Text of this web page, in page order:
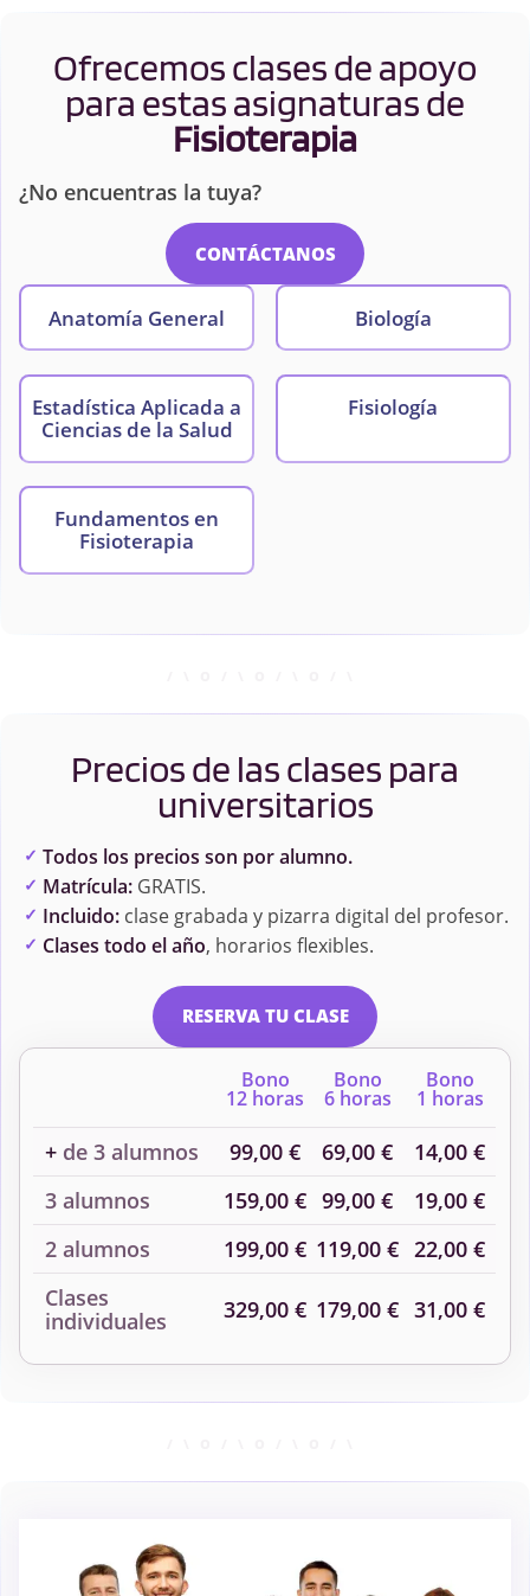
Ofrecemos clases de apoyo
para estas asignaturas de
Fisioterapia
¿No encuentras la tuya?
CONTÁCTANOS
Anatomía General Biología
Estadística Aplicada a
Ciencias de la Salud
Fisiología
Fundamentos en
Fisioterapia
Precios de las clases para
universitarios
Todos los precios son por alumno.
Matrícula:GRATIS.
Incluido:clase grabada y pizarra digital del profesor.
Clases todo el año, horarios flexibles.
RESERVA TU CLASE
Bono
12 horas
Bono
6 horas
Bono
1 horas
+ de 3 alumnos 99,00 € 69,00 €
14,00 €
3 alumnos
159,00 € 99,00 €
19,00 €
2 alumnos
199,00 € 119,00 € 22,00 €
Clases
individuales
329,00 € 179,00 € 31,00 €